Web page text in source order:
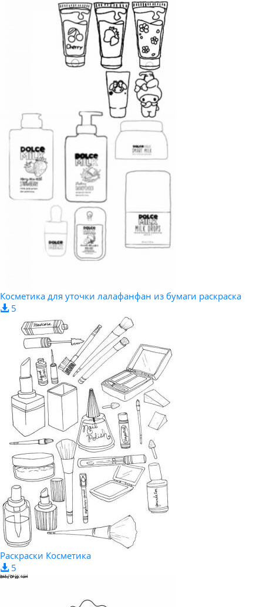
Косметика для уточки лалафанфан из бумаги раскраска
5
Раскраски Косметика
5